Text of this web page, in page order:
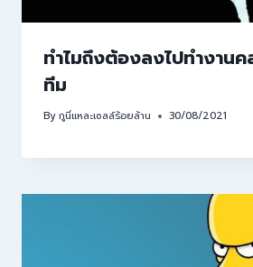
ทำไมถึงต้องลงไปทำงาน
ทีม
Byกูนี่แหละเซลล์ร้อยล้าน 30/08/2021